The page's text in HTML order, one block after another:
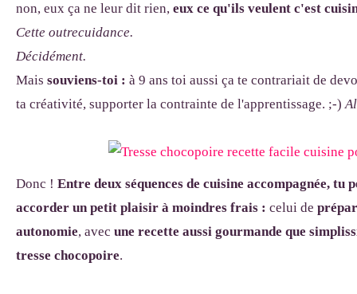
non, eux ça ne leur dit rien, eux ce qu'ils veulent c'est
Cette outrecuidance.
Décidément.
Mais souviens-toi : à 9 ans toi aussi ça te contrariait de
ta créativité, supporter la contrainte de l'apprentissage. ;-)
Donc ! Entre deux séquences de cuisine accompagnée, tu
accorder un petit plaisir à moindres frais : celui de
autonomie, avec une recette aussi gourmande que
tresse chocopoire.